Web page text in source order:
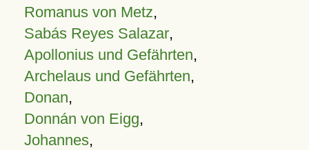
Romanus von Metz,
Sabás Reyes Salazar,
Apollonius und Gefährten,
Archelaus und Gefährten,
Donan,
Donnán von Eigg,
Johannes,